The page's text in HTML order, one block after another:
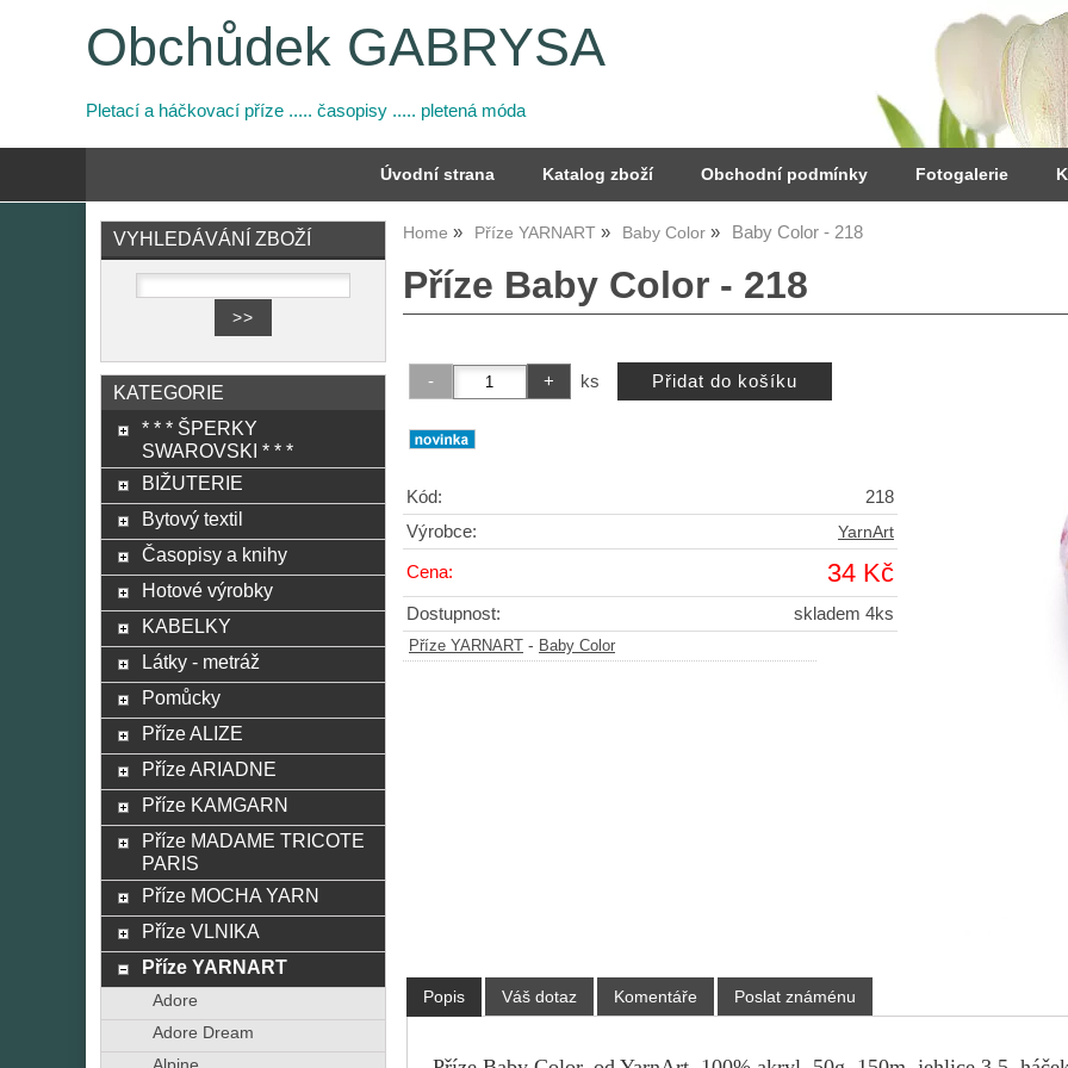
Obchůdek GABRYSA
Pletací a háčkovací příze ..... časopisy ..... pletená móda
Úvodní strana Katalog zboží Obchodní podmínky Fotogalerie
Home Příze YARNART Baby Color Baby Color - 218
Příze Baby Color - 218
ks
Kód:
218
Výrobce:
YarnArt
Cena: 34 Kč
Dostupnost: skladem 4ks
Příze YARNART - Baby Color
Popis Váš dotaz Komentáře Poslat známénu
VYHLEDÁVÁNÍ ZBOŽÍ
KATEGORIE
* * * ŠPERKY
SWAROVSKI * * *
BIŽUTERIE
Bytový textil
Časopisy a knihy
Hotové výrobky
KABELKY
Látky - metráž
Pomůcky
Příze ALIZE
Příze ARIADNE
Příze KAMGARN
Příze MADAME TRICOTE
PARIS
Příze MOCHA YARN
Příze VLNIKA
Příze YARNART
Adore
Adore Dream